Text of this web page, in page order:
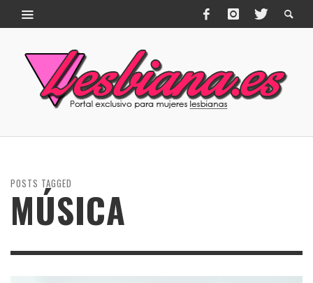
POSTS TAGGED
MÚSICA